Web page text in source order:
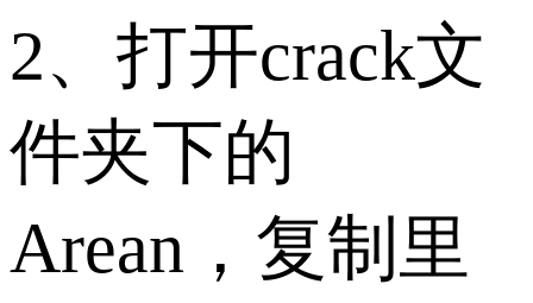
2、打开crack文
件夹下的
Arean，复制里